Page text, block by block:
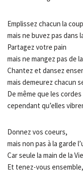
Emplissez chacun la
mais ne buvez pas dans
Partagez votre pain
mais ne mangez pas de
Chantez et dansez
mais demeurez chacun
De même que les
cependant qu’elles
Donnez vos coeurs,
mais non pas à la garde
Car seule la main de la
Et tenez-vous